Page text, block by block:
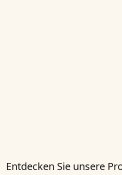
Entdecken Sie unsere